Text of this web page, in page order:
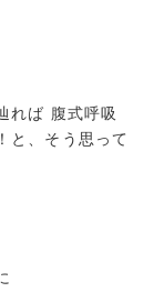
れば 腹式呼吸
と、そう思って